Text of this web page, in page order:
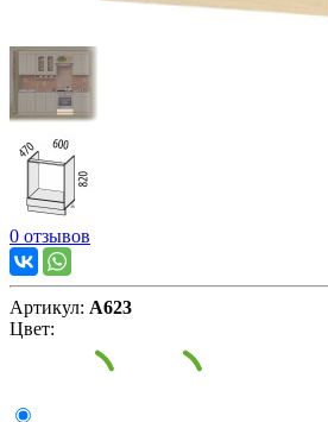
0 отзывов
Артикул: А623
Цвет: